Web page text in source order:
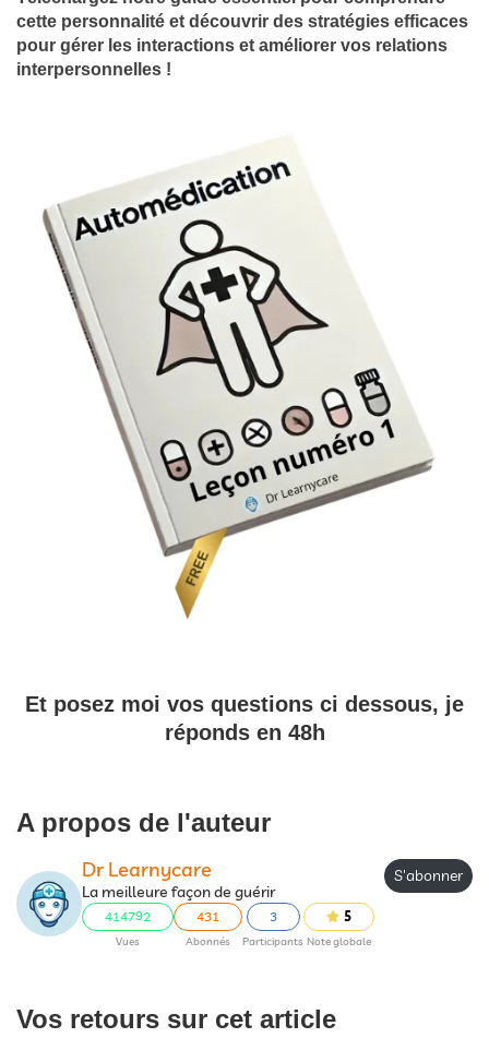
cette personnalité et découvrir des stratégies efficaces
pour gérer les interactions et améliorer vos relations
interpersonnelles !
Et posez moi vos questions ci dessous, je
réponds en 48h
A propos de l'auteur
Dr Learnycare
La meilleure façon de guérir
414792
Vues
431
Abonnés
3
Participants
5
Note globale
S'abonner
Vos retours sur cet article